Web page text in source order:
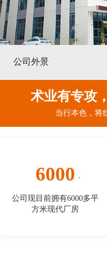
公司外景
术业有专攻
当行本色，将
6000
公司现目前拥有6000多平
方米现代厂房